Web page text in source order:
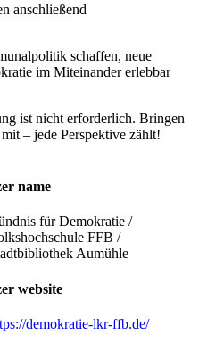
anschließend
schaffen, neue
im Miteinander erlebbar
ist nicht erforderlich. Bringen
– jede Perspektive zählt!
name
für Demokratie /
FFB /
Aumühle
website
demokratie-lkr-ffb.de/